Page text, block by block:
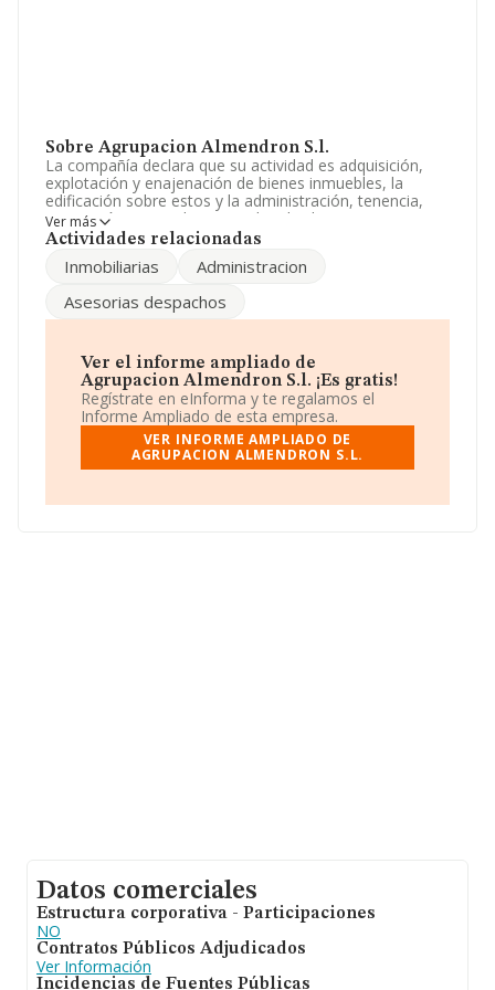
Sobre Agrupacion Almendron S.l.
La compañía declara que su actividad es adquisición,
explotación y enajenación de bienes inmuebles, la
edificación sobre estos y la administración, tenencia,
promoción y arrendamiento de tales bienes. La
sociedad está registrada como Sociedad Limitada. Su
empresa no tiene actividad en mercados exteriores.
La sociedad españolaAgrupacion Almendron S.L
con número de identificación fiscal B84922210, tiene
Madrid, Madrid.
En relación con el sector y disponiendo de los datos de
hasta 231.218 empresas, en el ámbito nacional la
facturación alcanza la cifra de 29.817 millones de euros
y la media entre todas las compañías es de 128 mil
euros de ventas. En cuanto a la información relativa a la
aparecen 39467 empresas, cuyas ventas han obtenido
Ver más
Actividades relacionadas
Inmobiliarias
Administracion
Asesorias despachos
Ver el informe ampliado de
Agrupacion Almendron S.l. ¡Es gratis!
Regístrate en eInforma y te regalamos el
Informe Ampliado de esta empresa.
VER INFORME AMPLIADO DE
AGRUPACION ALMENDRON S.L.
Datos comerciales
Estructura corporativa - Participaciones
NO
Contratos Públicos Adjudicados
Ver Información
Incidencias de Fuentes Públicas